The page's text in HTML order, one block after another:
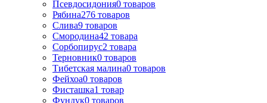
Псевдосидония0 товаров
Рябина276 товаров
Слива9 товаров
Смородина42 товара
Сорбопирус2 товара
Терновник0 товаров
Тибетская малина0 товаров
Фейхоа0 товаров
Фисташка1 товар
Фундук0 товаров